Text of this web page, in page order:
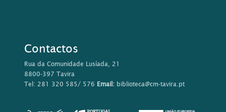
Contactos
Rua da Comunidade Lusíada, 21
8800-397 Tavira
Tel: 281 320 585/ 576 Email: biblioteca@cm-tavira.pt